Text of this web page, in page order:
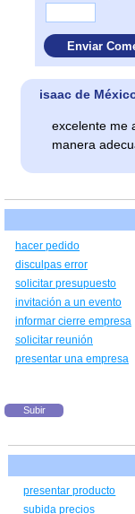
isaac de
excelente me
manera
hacer pedido
disculpas error
solicitar presupuesto
invitación a un evento
informar cierre empresa
solicitar reunión
presentar una empresa
Subir
presentar producto
subida precios